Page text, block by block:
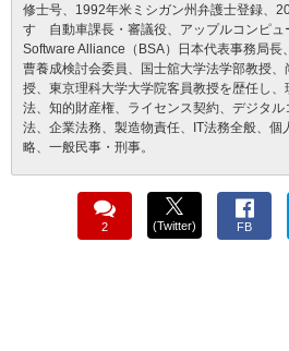
修士号、1992年米ミシガン州弁護士登録、
すゞ自動車課長・審議役、アップルコンピ
Software Alliance（BSA）日本代表事務局長
曹養成検討会委員、国士舘大学法学部教授
授、東京理科大学大学院客員教授を歴任し、
法、知的財産権、ライセンス契約、デジタル
法、企業法務、製造物責任、IT法務全般、個
略、一般民事・刑事。
2 (Twitter) FB